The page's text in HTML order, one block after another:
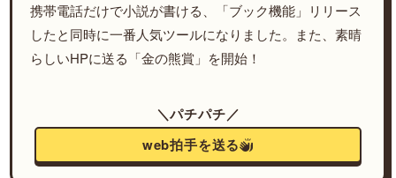
携帯電話だけで小説が書ける、「ブック機能」リリース
したと同時に一番人気ツールになりました。また、素晴
らしいHPに送る「金の熊賞」を開始！
＼パチパチ／
web拍手を送る